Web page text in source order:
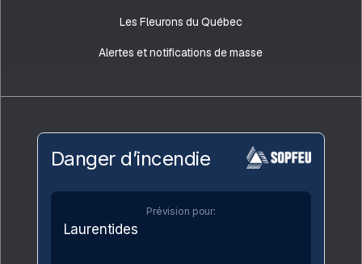
Les Fleurons du Québec
Alertes et notifications de masse
Danger d’incendie
Prévision pour:
Laurentides